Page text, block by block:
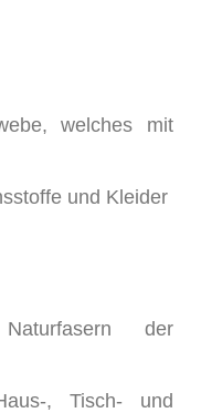
welches mit
und Kleider
der
, Tisch- und